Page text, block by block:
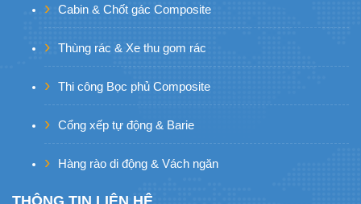
Cabin & Chốt gác Composite
Thùng rác & Xe thu gom rác
Thi công Bọc phủ Composite
Cổng xếp tự động & Barie
Hàng rào di động & Vách ngăn